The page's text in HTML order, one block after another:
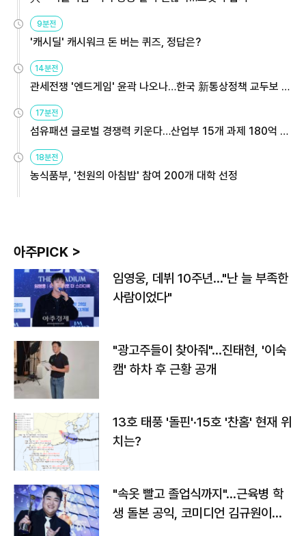
9분전
'캐시딜' 캐시워크 돈 버는 퀴즈, 정답은?
14분전
관세전쟁 '엔드게임' 윤곽 나오나…한국 新통상정책 교두보 활
17분전
섬유패션 글로벌 경쟁력 키운다…산업부 15개 과제 180억 지
18분전
농식품부, '천원의 아침밥' 참여 200개 대학 선정
아주PICK >
임영웅, 데뷔 10주년…"난 늘 부족한
사람이었다"
"광고주들이 찾아줘"…진태현, '이숙
캠' 하차 후 근황 공개
13호 태풍 '돌핀'·15호 '찬홈' 현재 위
치는?
"속옷 빨고 졸업식까지"…근육병 학
생 돌본 공익, 코미디언 김규원이었